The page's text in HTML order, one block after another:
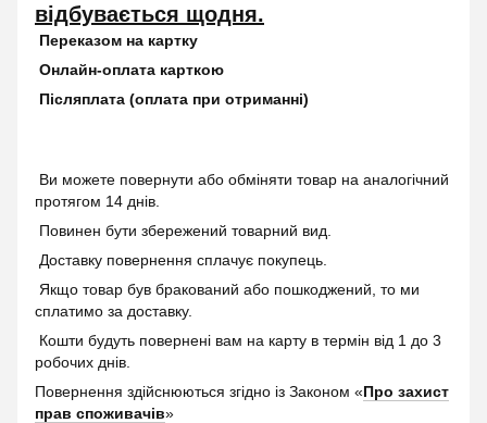
відбувається щодня.
Переказом на картку
Онлайн-оплата карткою
Післяплата (оплата при отриманні)
Ви можете повернути або обміняти товар на аналогічний
протягом 14 днів.
Повинен бути збережений товарний вид.
Доставку повернення сплачує покупець.
Якщо товар був бракований або пошкоджений, то ми
сплатимо за доставку.
Кошти будуть повернені вам на карту в термін від 1 до 3
робочих днів.
Повернення здійснюються згідно із Законом «Про захист
прав споживачів»